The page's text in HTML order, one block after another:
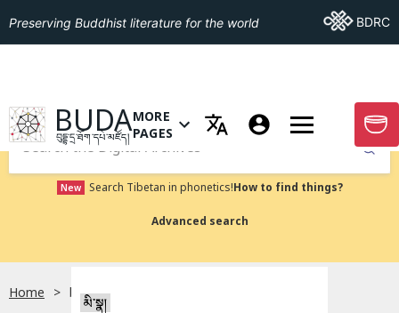
Preserving Buddhist literature for the world Go ToBDRC
GO TO HOMEPAGE
BUDA
བུདྡྷ་དྲ་ཐོག་དཔེ་མཛོད།
OPEN MENU OF MORE PAGES
MORE
PAGES
GO
Submit
New Search Tibetan in phonetics!How to find things?
Advanced search
Home bdr:P7600
མི་སྣ།